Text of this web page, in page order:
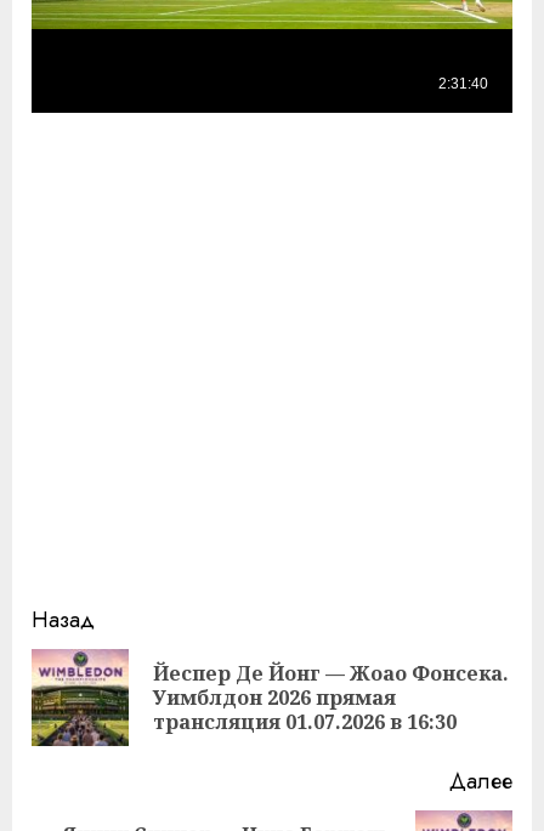
Продолжить
чтение
Назад
Йеспер Де Йонг — Жоао Фонсека.
Уимблдон 2026 прямая
трансляция 01.07.2026 в 16:30
Далее